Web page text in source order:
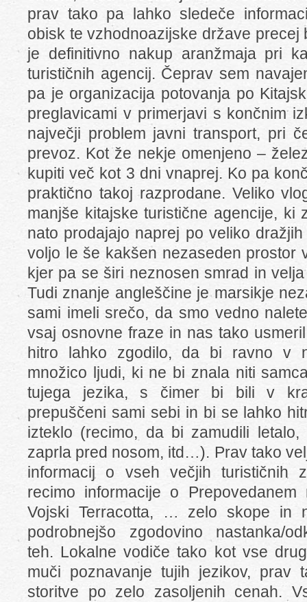
prav tako pa lahko sledeče
obisk te vzhodnoazijske države precej
je definitivno nakup aranžmaja pri
turističnih agencij. Čeprav sem
pa je organizacija potovanja po
preglavicami v primerjavi s končnim
največji problem javni transport, pri
prevoz. Kot že nekje omenjeno –
kupiti več kot 3 dni vnaprej. Ko pa
praktično takoj razprodane. Veliko
manjše kitajske turistične agencije, ki
nato prodajajo naprej po veliko
voljo le še kakšen nezaseden prostor
kjer pa se širi neznosen smrad in
Tudi znanje angleščine je marsikje
sami imeli srečo, da smo vedno
vsaj osnovne fraze in nas tako
hitro lahko zgodilo, da bi ravno v
množico ljudi, ki ne bi znala niti
tujega jezika, s čimer bi bili v
prepuščeni sami sebi in bi se lahko
izteklo (recimo, da bi zamudili
zaprla pred nosom, itd…). Prav tako
informacij o vseh večjih turističnih
recimo informacije o Prepovedanem
Vojski Terracotta, … zelo skope in
podrobnejšo zgodovino nastanka/
teh. Lokalne vodiče tako kot vse
muči poznavanje tujih jezikov, prav
storitve po zelo zasoljenih cenah.